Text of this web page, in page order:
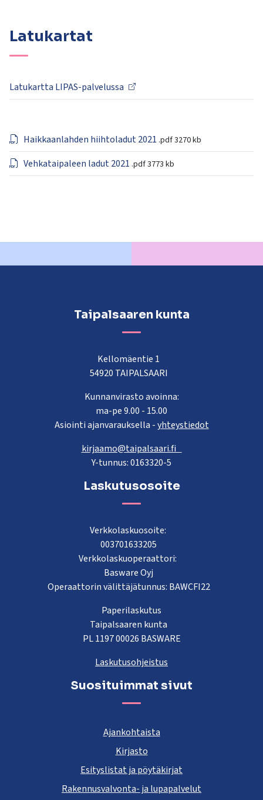
Latukartat
Latukartta LIPAS-palvelussa
Haikkaanlahden hiihtoladut 2021 .pdf3270 kb
Vehkataipaleen ladut 2021 .pdf3773 kb
Taipalsaaren kunta
Kellomäentie 1
54920 TAIPALSAARI
Kunnanvirasto avoinna:
ma-pe 9.00 - 15.00
Asiointi ajanvarauksella -yhteystiedot
kirjaamo@taipalsaari.fi
Y-tunnus: 0163320-5
Laskutusosoite
Verkkolaskuosoite:
003701633205
Verkkolaskuoperaattori:
Basware Oyj
Operaattorin välittäjätunnus: BAWCFI22
Paperilaskutus
Taipalsaaren kunta
PL 1197 00026 BASWARE
Laskutusohjeistus
Suosituimmat sivut
Ajankohtaista
Kirjasto
Esityslistat ja pöytäkirjat
Rakennusvalvonta- ja lupapalvelut